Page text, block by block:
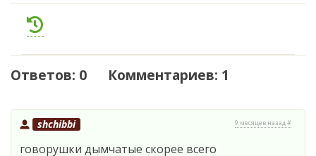
Ответов: 0 Комментариев: 1
shchibbi 9 месяцев назад #
говорушки дымчатые скорее всего